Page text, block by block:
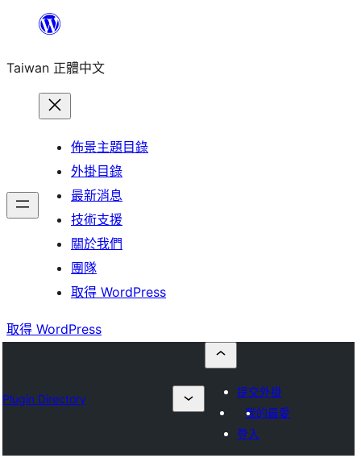
主
Taiwan 正體中文
佈景主題目錄
外掛目錄
最新消息
技術支援
關於我們
團隊
取得 WordPress
取得 WordPress
Plugin Directory
提交外掛
我的最愛
登入